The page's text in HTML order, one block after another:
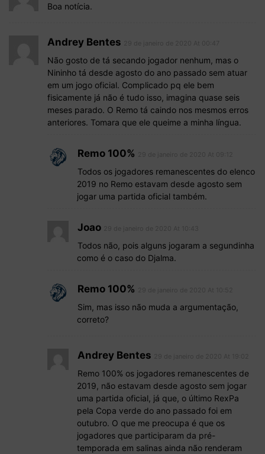
Boa notícia.
Andrey Bentes
Não gosto de tá secando jogador nenhum, mas o
Nininho tá desde agosto do ano passado sem atuar
em um jogo oficial. Complicado pq ele bem
fisicamente já não é tudo isso, imagina quase seis
meses parado. O Remo tá caindo nos mesmos erros
anteriores. Tomara que ele queime a minha língua.
Remo 100%
Todos os jogadores remanescentes do elenco
2019 no Remo estavam desde agosto sem
jogar uma partida oficial também.
Joao
Todos não, pois alguns jogaram a segundinha
como é o caso do Djalma.
Remo 100%
Sim, mas isso não muda a argumentação,
correto?
Andrey Bentes
Remo 100% os jogadores remanescentes de
2019, não estavam desde agosto sem jogar
uma partida oficial, já que, o último RexPa
pela Copa verde do ano passado foi em
outubro. O que me preocupa é que os
jogadores que participaram da pré-
temporada em salinas ainda não renderam